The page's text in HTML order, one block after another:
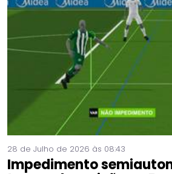
28 de Julho de 2026 às 08:43
Impedimento